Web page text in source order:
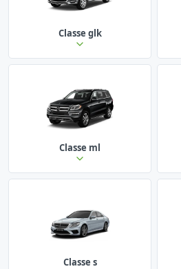
Classe glk
Classe ml
Classe s